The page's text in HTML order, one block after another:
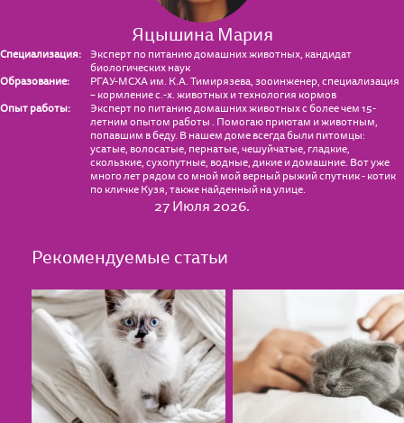
Яцышина Мария
Специализация:
Эксперт по питанию домашних животных, кандидат
биологических наук
Образование:
РГАУ-МСХА им. К.А. Тимирязева, зооинженер, специализация
– кормление с.-х. животных и технология кормов
Опыт работы:
Эксперт по питанию домашних животных с более чем 15-
летним опытом работы . Помогаю приютам и животным,
попавшим в беду. В нашем доме всегда были питомцы:
усатые, волосатые, пернатые, чешуйчатые, гладкие,
скользкие, сухопутные, водные, дикие и домашние. Вот уже
много лет рядом со мной мой верный рыжий спутник - котик
по кличке Кузя, также найденный на улице.
27 Июля 2026.
Рекомендуемые статьи